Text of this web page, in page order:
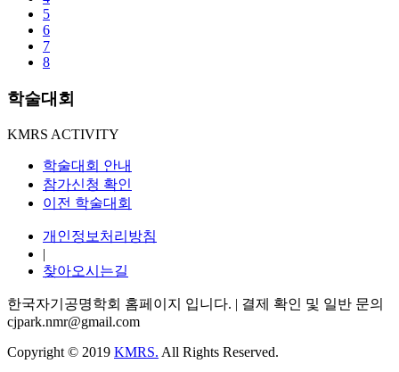
5
6
7
8
학술대회
KMRS ACTIVITY
학술대회 안내
참가신청 확인
이전 학술대회
개인정보처리방침
|
찾아오시는길
한국자기공명학회 홈페이지 입니다. | 결제 확인 및 일반 문의
cjpark.nmr@gmail.com
Copyright © 2019 KMRS. All Rights Reserved.